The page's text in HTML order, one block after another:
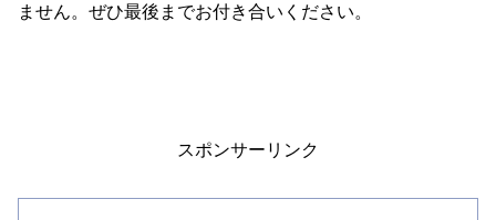
ません。ぜひ最後までお付き合いください。
スポンサーリンク